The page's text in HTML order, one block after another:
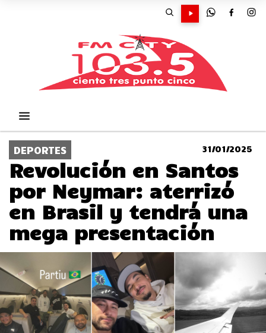
DEPORTES 31/01/2025
Revolución en Santos
por Neymar: aterrizó
en Brasil y tendrá una
mega presentación